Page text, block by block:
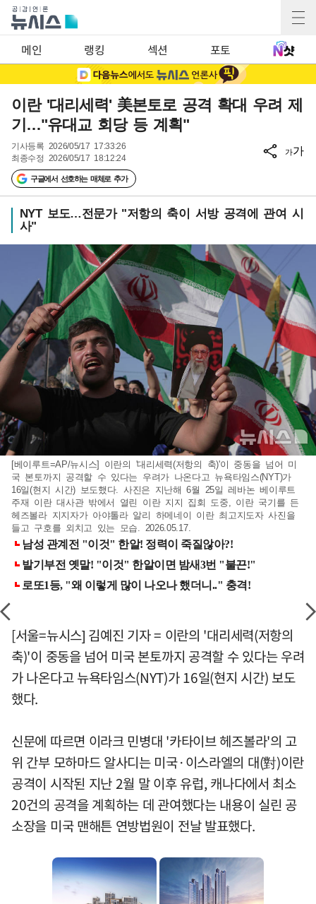
메인 랭킹 섹션 포토
이란 '대리세력' 美본토로 공격 확대 우려 제
기…"유대교 회당 등 계획"
기사등록 2026/05/17 17:33:26
최종수정 2026/05/17 18:12:24
구글에서 선호하는 매체로 추가
가가
NYT 보도…전문가 "저항의 축이 서방 공격에 관여 시
사"
[베이루트=AP/뉴시스] 이란의 '대리세력(저항의 축)'이 중동을 넘어 미
국 본토까지 공격할 수 있다는 우려가 나온다고 뉴욕타임스(NYT)가
16일(현지 시간) 보도했다. 사진은 지난해 6월 25일 레바논 베이루트
주재 이란 대사관 밖에서 열린 이란 지지 집회 도중, 이란 국기를 든
헤즈볼라 지지자가 아야톨라 알리 하메네이 이란 최고지도자 사진을
들고 구호를 외치고 있는 모습. 2026.05.17.
[서울=뉴시스] 김예진 기자 = 이란의 '대리세력(저항의
축)'이 중동을 넘어 미국 본토까지 공격할 수 있다는 우려
가 나온다고 뉴욕타임스(NYT)가 16일(현지 시간) 보도
했다.
신문에 따르면 이라크 민병대 '카타이브 헤즈볼라'의 고
위 간부 모하마드 알사디는 미국·이스라엘의 대(對)이란
공격이 시작된 지난 2월 말 이후 유럽, 캐나다에서 최소
20건의 공격을 계획하는 데 관여했다는 내용이 실린 공
소장을 미국 맨해튼 연방법원이 전날 발표했다.